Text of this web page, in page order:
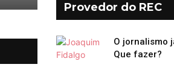
Provedor do REC
O jornalismo
Que fazer?